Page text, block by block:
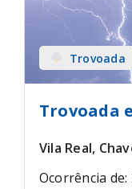
Trovoada
Trovoada
Vila Real,
Ocorrência de: